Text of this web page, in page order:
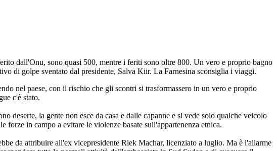
dall'Onu, sono quasi 500, mentre i feriti sono oltre 800. Un vero e proprio bagno
di golpe sventato dal presidente, Salva Kiir. La Farnesina sconsiglia i viaggi.
nel paese, con il rischio che gli scontri si trasformassero in un vero e proprio
c'è stato.
deserte, la gente non esce da casa e dalle capanne e si vede solo qualche veicolo
in campo a evitare le violenze basate sull'appartenenza etnica.
da attribuire all'ex vicepresidente Riek Machar, licenziato a luglio. Ma è l'allarme